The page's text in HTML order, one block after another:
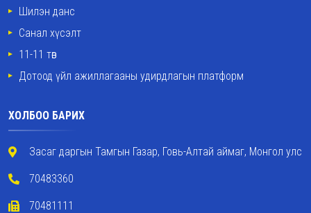
Шилэн данс
Санал хүсэлт
11-11 төв
Дотоод үйл ажиллагааны удирдлагын платформ
ХОЛБОО БАРИХ
Засаг даргын Тамгын Газар, Говь-Алтай аймаг, Монгол улс
70483360
70481111